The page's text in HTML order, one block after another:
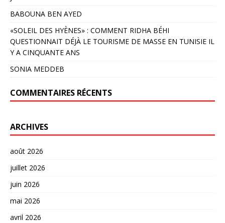
BABOUNA BEN AYED
«SOLEIL DES HYÈNES» : COMMENT RIDHA BÉHI
QUESTIONNAIT DÉJÀ LE TOURISME DE MASSE EN TUNISIE IL
Y A CINQUANTE ANS
SONIA MEDDEB
COMMENTAIRES RÉCENTS
ARCHIVES
août 2026
juillet 2026
juin 2026
mai 2026
avril 2026